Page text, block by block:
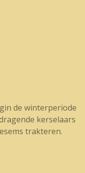
de winterperiode
kerselaars
trakteren.